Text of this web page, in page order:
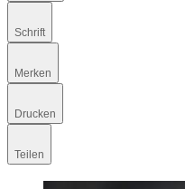
Schrift
Merken
Drucken
Teilen